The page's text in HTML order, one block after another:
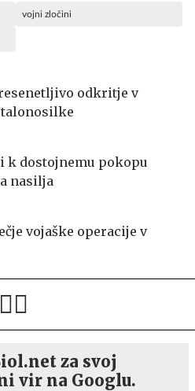
vojni zločini
odkritje v
k dostojnemu pokopu
nasilja
vojaške operacije v
za svoj
vir na Googlu.